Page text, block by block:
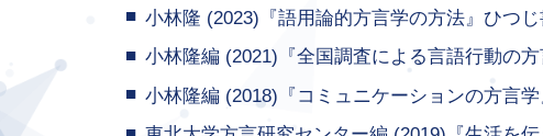
小林隆 (2023)『語用論的方言学の方法』ひつ
小林隆編 (2021)『全国調査による言語行動の
小林隆編 (2018)『コミュニケーションの方言